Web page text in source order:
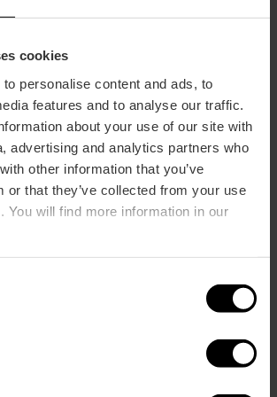
cookies
personalise content and ads, to
features and to analyse our traffic.
about your use of our site with
advertising and analytics partners who
other information that you’ve
or that they’ve collected from your use
You will find more information in our
Activar mapa